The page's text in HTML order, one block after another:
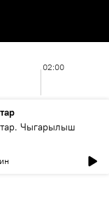
02:00
Чыгарылыш